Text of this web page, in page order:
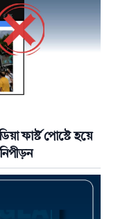
ফার্স্ট পোস্টে হয়ে